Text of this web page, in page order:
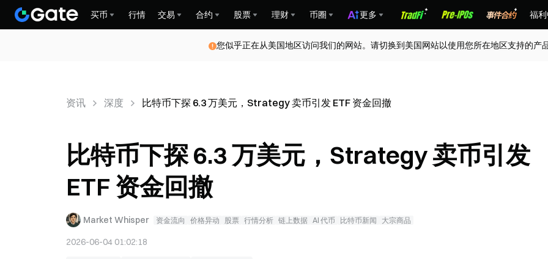
买币 行情 交易 合约 股票 理财 币圈 更多 福
您似乎正在从美国地区访问我们的网站。请切换到美国网站以使用您所在地区支持的产品
资讯 深度 比特币下探 6.3 万美元，Strategy 卖币引发 ETF 资金回撤
比特币下探 6.3 万美元，Strategy 卖币引发
ETF 资金回撤
Market Whisper 资金流向 价格异动 股票 行情分析 链上数据 AI 代币 比特币新闻 大宗商品
2026-06-04 01:02:18